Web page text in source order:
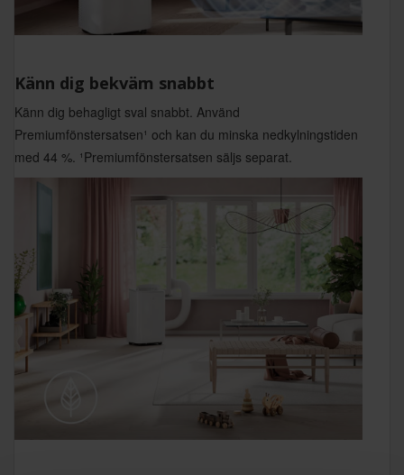
Känn dig bekväm snabbt
Känn dig behagligt sval snabbt. Använd
Premiumfönstersatsen¹ och kan du minska nedkylningstiden
med 44 %. ¹Premiumfönstersatsen säljs separat.